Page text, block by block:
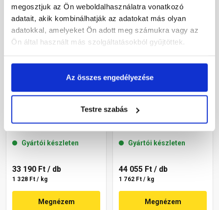
megosztjuk az Ön weboldalhasználatra vonatkozó
adatait, akik kombinálhatják az adatokat más olyan
adatokkal, amelyeket Ön adott meg számukra vagy az
Ön által használt más szolgáltatásokból gyűjtöttek.
Az összes engedélyezése
Testre szabás
vékonyvakolat, kapart 1,5
Gyártói készleten
33 190 Ft / db
1 328 Ft / kg
Megnézem
Masterplast
Thermomaster szilikon
vékonyvakolat, kapart 1,5
Gyártói készleten
44 055 Ft / db
1 762 Ft / kg
Megnézem